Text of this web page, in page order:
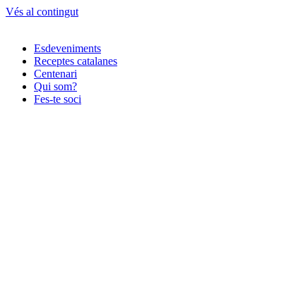
Vés al contingut
Esdeveniments
Receptes catalanes
Centenari
Qui som?
Fes-te soci